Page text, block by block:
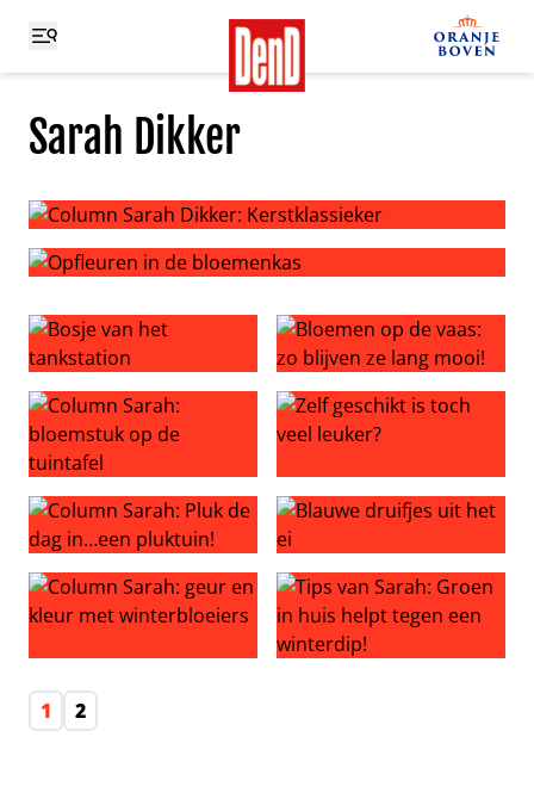
Sarah Dikker
Column Sarah Dikker: Kerstklassieker
Bosje van het tankstation Bloemen op de vaas: zo
Column Sarah: bloemstuk op de tuintafel
Zelf geschikt is toch veel
Column Sarah: Pluk de dag in…een pluktuin!
Blauwe druifjes uit het ei
1
2